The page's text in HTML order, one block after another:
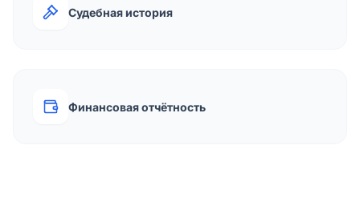
Судебная история
Финансовая отчётность